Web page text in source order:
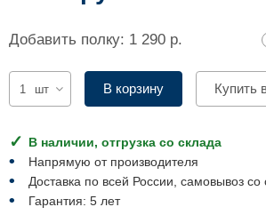
Добавить полку: 1 290 р.
шт В корзину Купить
В наличии, отгрузка со склада
Напрямую от производителя
Доставка по всей России, самовывоз со
Гарантия: 5 лет